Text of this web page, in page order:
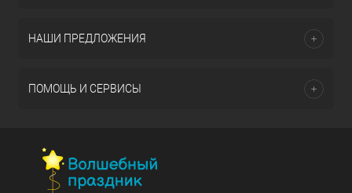
НАШИ ПРЕДЛОЖЕНИЯ
ПОМОЩЬ И СЕРВИСЫ